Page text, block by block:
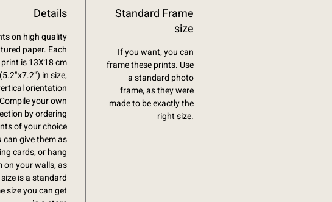
Details
on high quality
paper. Each
print is 13X18 cm
(5.2"x7.2") in size,
orientation.
Compile your own
by ordering
of your choice.
can give them as
cards, or hang
on your walls, as
is a standard
size you can get
Standard Frame
size
If you want, you can
frame these prints. Use
a standard photo
frame, as they were
made to be exactly the
right size.